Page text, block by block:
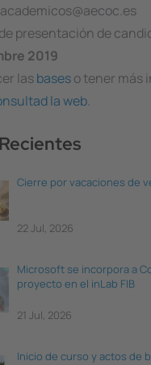
presentación de
2019
lasbaseso tener más
la web.
Cierre por vacaciones de
22 Jul, 2026
Microsoft se incorpora a
proyecto en el inLab FIB
21 Jul, 2026
Inicio de curso y actos de